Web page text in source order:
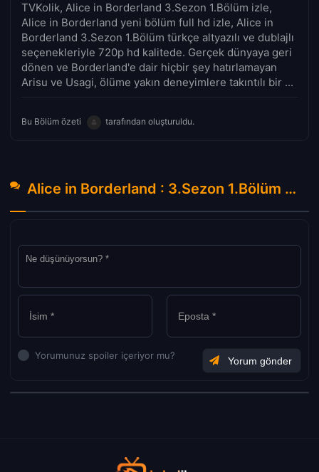
TVKolik, Alice in Borderland 3.Sezon 1.Bölüm izle,
Alice in Borderland yeni bölüm full hd izle, Alice in
Borderland 3.Sezon 1.Bölüm türkçe altyazılı ve dublajlı
seçenekleriyle 720p hd kalitede. Gerçek dünyaya geri
dönen ve Borderland'e dair hiçbir şey hatırlamayan
Arisu ve Usagi, ölüme yakın deneyimlere takıntılı bir ...
Bu Bölüm özeti tarafından oluşturuldu.
Alice in Borderland : 3.Sezon 1.Bölüm Hakkında Yorumlar
Yorumunuz spoiler içeriyor mu?